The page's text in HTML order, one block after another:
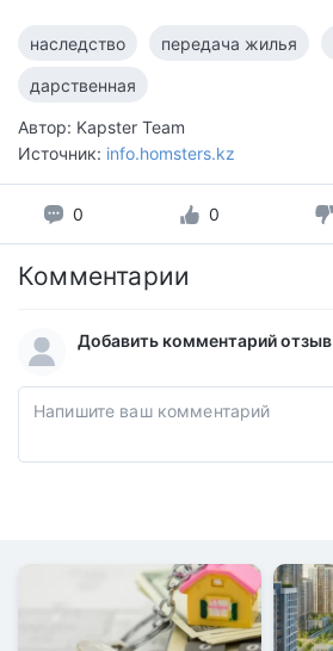
наследство передача жилья
дарственная
Автор: Kapster Team
Источник: info.homsters.kz
0 0
Комментарии
Добавить комментарий отзыв